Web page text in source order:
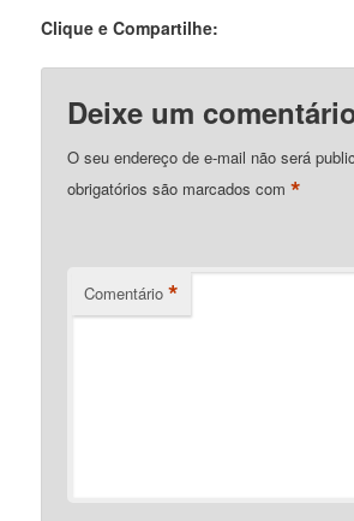
Clique e Compartilhe:
Deixe um
O seu endereço de e-mail não será
obrigatórios são marcados com*
Comentário *